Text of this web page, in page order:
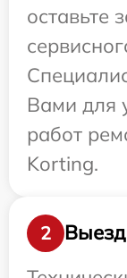
оставьте
Вами для
работ
Korting.
2